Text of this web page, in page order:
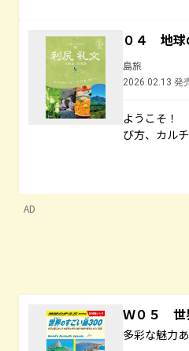
０４ 地
島旅
2026.02.13 発
ようこそ！
び方、カル
AD
Ｗ０５ 世
多彩な魅力